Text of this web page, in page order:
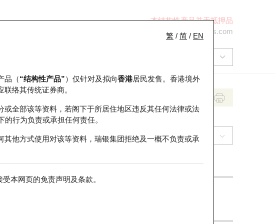
本结构性产品并无抵押品
ol-hkwarrants@ubs.com
繁 / 简 / EN
品（“结构性产品”）仅针对及拟向香港居民发售。香港境外
络其传统证券商。
全部该等资料，若阁下于所居住地区违反其任何法律或法
的行为负责或承担任何责任。
他方式使用对该等资料，瑞银集团拒绝及一概不负责或承
受本网页的免责声明及条款。
(6098) 碧桂园服务